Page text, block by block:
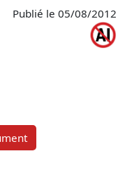
Publié le 05/08/2012